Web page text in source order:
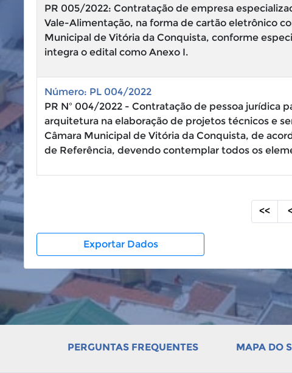
PR 005/2022: Contratação de empresa
Vale-Alimentação, na forma de cartão eletrônico
Municipal de Vitória da Conquista, conforme
integra o edital como Anexo I.
Número: PL 004/2022
PR Nº 004/2022 - Contratação de pessoa jurídica
arquitetura na elaboração de projetos técnicos e
Câmara Municipal de Vitória da Conquista, de
de Referência, devendo contemplar todos os
<<
Exportar Dados
PERGUNTAS FREQUENTES MAPA DO